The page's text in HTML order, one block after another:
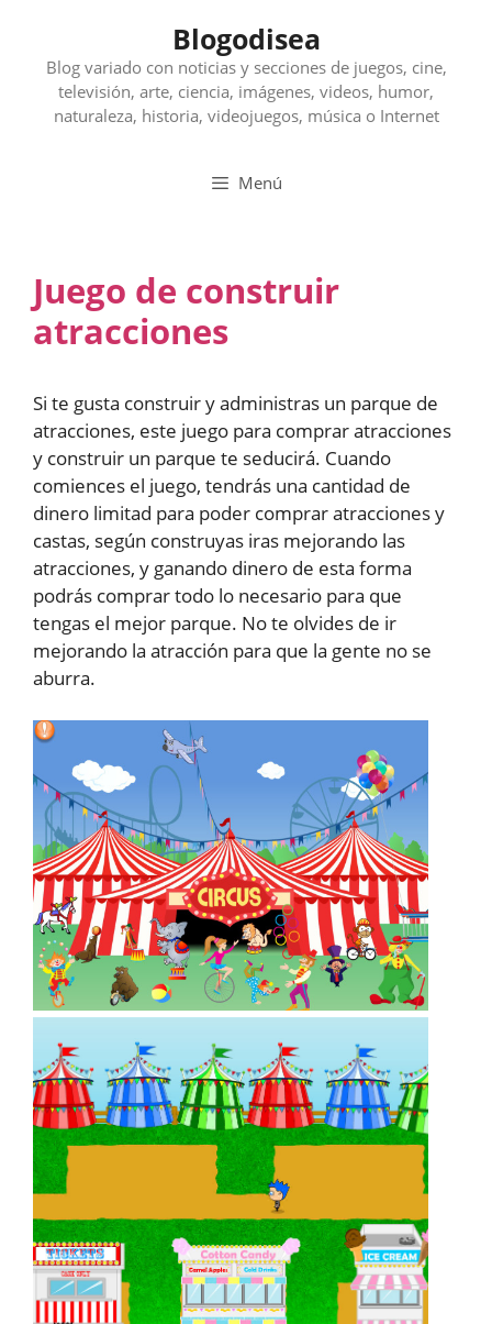
contenido
Blogodisea
Blog variado con noticias y secciones de juegos, cine,
televisión, arte, ciencia, imágenes, videos, humor,
naturaleza, historia, videojuegos, música o Internet
Menú
Juego de construir
atracciones
Si te gusta construir y administras un parque de
atracciones, este juego para comprar atracciones
y construir un parque te seducirá. Cuando
comiences el juego, tendrás una cantidad de
dinero limitad para poder comprar atracciones y
castas, según construyas iras mejorando las
atracciones, y ganando dinero de esta forma
podrás comprar todo lo necesario para que
tengas el mejor parque. No te olvides de ir
mejorando la atracción para que la gente no se
aburra.